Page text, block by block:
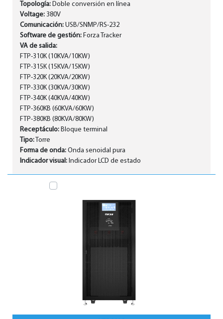
Topología: Doble conversión en línea
Voltage: 380V
Comunicación: USB/SNMP/RS-232
Software de gestión: Forza Tracker
VA de salida:
FTP-310K (10KVA/10KW)
FTP-315K (15KVA/15KW)
FTP-320K (20KVA/20KW)
FTP-330K (30KVA/30KW)
FTP-340K (40KVA/40KW)
FTP-360KB (60KVA/60KW)
FTP-380KB (80KVA/80KW)
Receptáculo: Bloque terminal
Tipo: Torre
Forma de onda: Onda senoidal pura
Indicador visual: Indicador LCD de estado